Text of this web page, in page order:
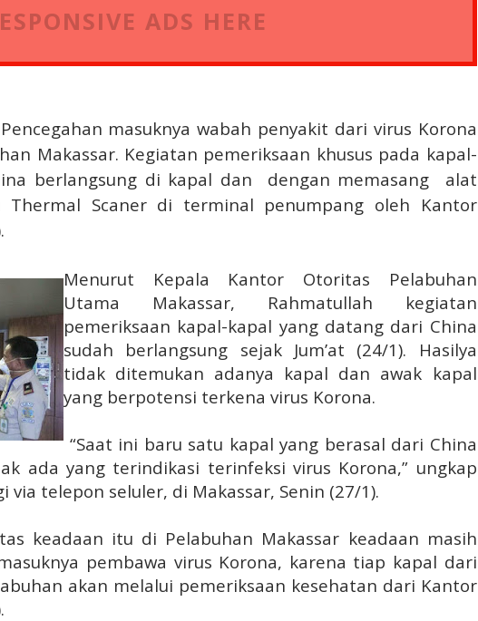
ADS HERE
masuknya wabah penyakit dari virus Korona
Makassar. Kegiatan pemeriksaan khusus pada kapal-
berlangsung di kapal dan
dengan memasang
alat
Scaner di terminal penumpang oleh Kantor
Menurut Kepala Kantor Otoritas Pelabuhan
Utama Makassar, Rahmatullah kegiatan
pemeriksaan kapal-kapal yang datang dari China
sudah berlangsung sejak Jum’at (24/1). Hasilya
tidak ditemukan adanya kapal dan awak kapal
yang berpotensi terkena virus Korona.
“Saat ini baru satu kapal yang berasal dari China
ada yang terindikasi terinfeksi virus Korona,” ungkap
via telepon seluler, di Makassar, Senin (27/1).
keadaan itu di Pelabuhan Makassar keadaan masih
pembawa virus Korona, karena tiap kapal dari
akan melalui pemeriksaan kesehatan dari Kantor